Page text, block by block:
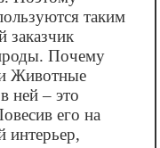
таким
заказчик
Почему
Животные
ней – это
его на
интерьер,